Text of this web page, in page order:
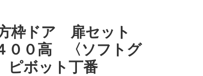
枠ドア 扉セット
００高 〈ソフトグ
ボット丁番